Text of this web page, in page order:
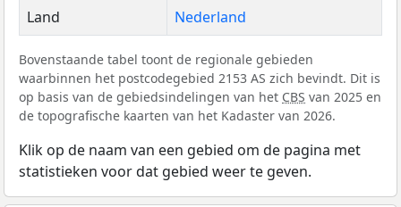
Land
Nederland
Bovenstaande tabel toont de regionale gebieden
waarbinnen het postcodegebied 2153 AS zich bevindt. Dit is
op basis van de gebiedsindelingen van het CBS van 2025 en
de topografische kaarten van het Kadaster van 2026.
Klik op de naam van een gebied om de pagina met
statistieken voor dat gebied weer te geven.